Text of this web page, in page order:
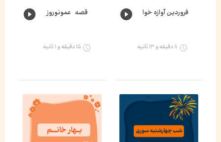
فروردین آوازه خوان🌸
۸ دقیقه و ۱۳ ثانیه
قصه عمونوروز و خاله نوبهار🌺
۱۵ دقیقه و ۱ ثانیه